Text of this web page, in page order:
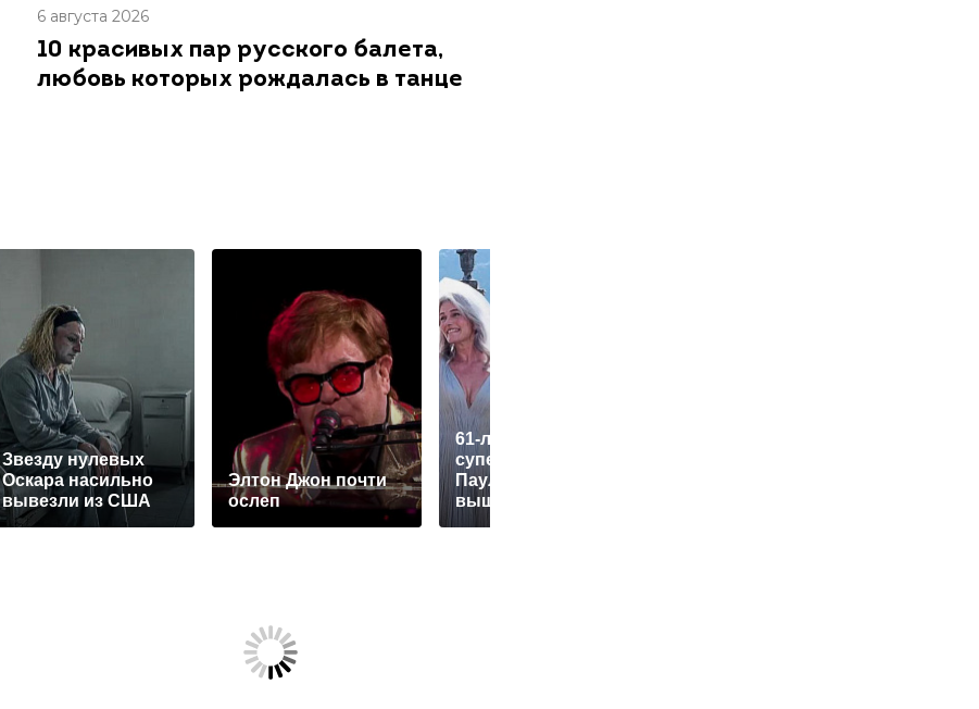
6 августа 2026
10 красивых пар русского балета,
любовь которых рождалась в танце
Звезду нулевых
Оскара насильно
вывезли из США
Элтон Джон почти
ослеп
61-летняя
супермодель
Паулина Поризкова
вышла замуж